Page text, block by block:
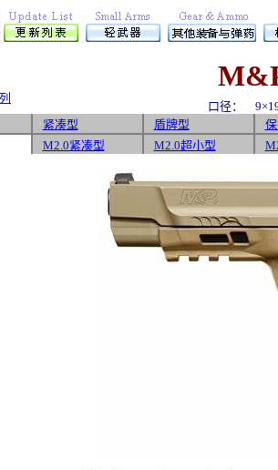
口径：
紧凑型 盾牌型
M2.0紧凑型 M2.0超小型